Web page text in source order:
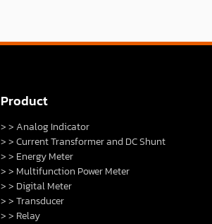
Product
> > Analog Indicator
> > Current Transformer and DC Shunt
> > Energy Meter
> > Multifunction Power Meter
> > Digital Meter
> > Transducer
> > Relay